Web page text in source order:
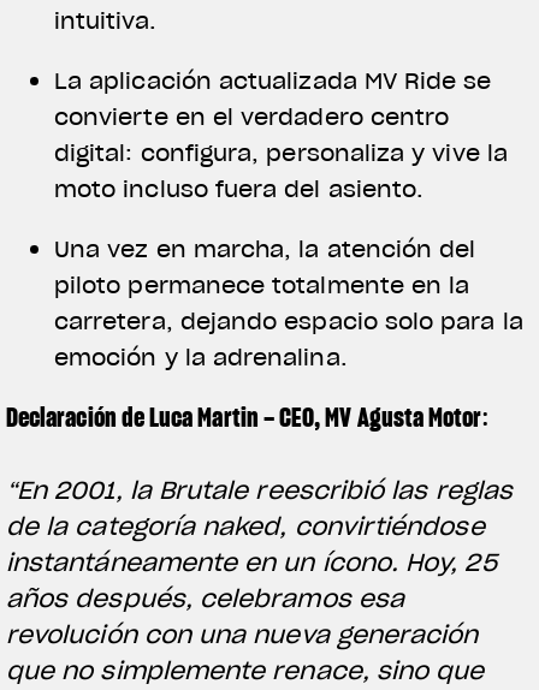
intuitiva.
La aplicación actualizada MV Ride se
convierte en el verdadero centro
digital: configura, personaliza y vive la
moto incluso fuera del asiento.
Una vez en marcha, la atención del
piloto permanece totalmente en la
carretera, dejando espacio solo para la
emoción y la adrenalina.
Declaración de Luca Martin – CEO, MV Agusta Motor:
“En 2001, la Brutale reescribió las reglas
de la categoría naked, convirtiéndose
instantáneamente en un ícono. Hoy, 25
años después, celebramos esa
revolución con una nueva generación
que no simplemente renace, sino que